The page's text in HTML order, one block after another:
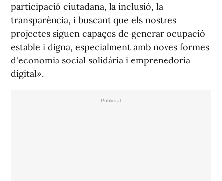
participació ciutadana, la inclusió, la
transparència, i buscant que els nostres
projectes siguen capaços de generar ocupació
estable i digna, especialment amb noves formes
d'economia social solidària i emprenedoria
digital».